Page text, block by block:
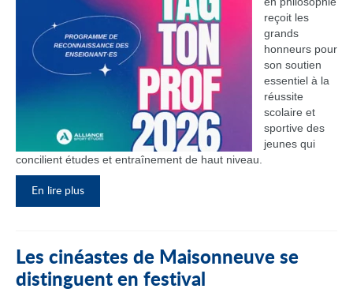
reçoit les
grands
honneurs pour
son soutien
essentiel à la
réussite
scolaire et
sportive des
jeunes qui
concilient études et entraînement de haut niveau.
En lire plus
Les cinéastes de Maisonneuve se
distinguent en festival